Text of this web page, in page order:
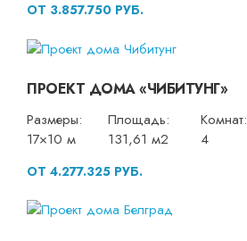
ОТ 3.857.750 РУБ.
ПРОЕКТ ДОМА «ЧИБИТУНГ»
Размеры:
17×10 м
Площадь:
131,61 м2
Комнат:
4
ОТ 4.277.325 РУБ.